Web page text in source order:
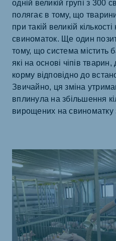
одній великій групі з 300
полягає в тому, що
при такій великій
свиноматок. Ще один
тому, що система містить
які на основі чіпів тварин,
корму відповідно до
Звичайно, ця зміна
вплинула на збільшення
вирощених на свиноматку